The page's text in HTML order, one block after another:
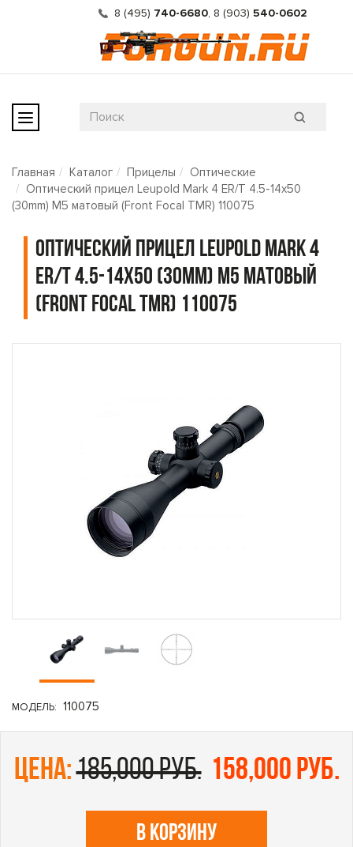
8 (495) 740-6680, 8 (903) 540-0602
Главная Каталог Прицелы
Оптические
Оптический прицел Leupold Mark 4 ER/T 4.5-14x50
(30mm) M5 матовый (Front Focal TMR) 110075
Оптический прицел Leupold Mark 4
ER/T 4.5-14x50 (30mm) M5 матовый
(Front Focal TMR) 110075
МОДЕЛЬ: 110075
цена:185,000 руб. 158,000 руб.
В КОРЗИНУ